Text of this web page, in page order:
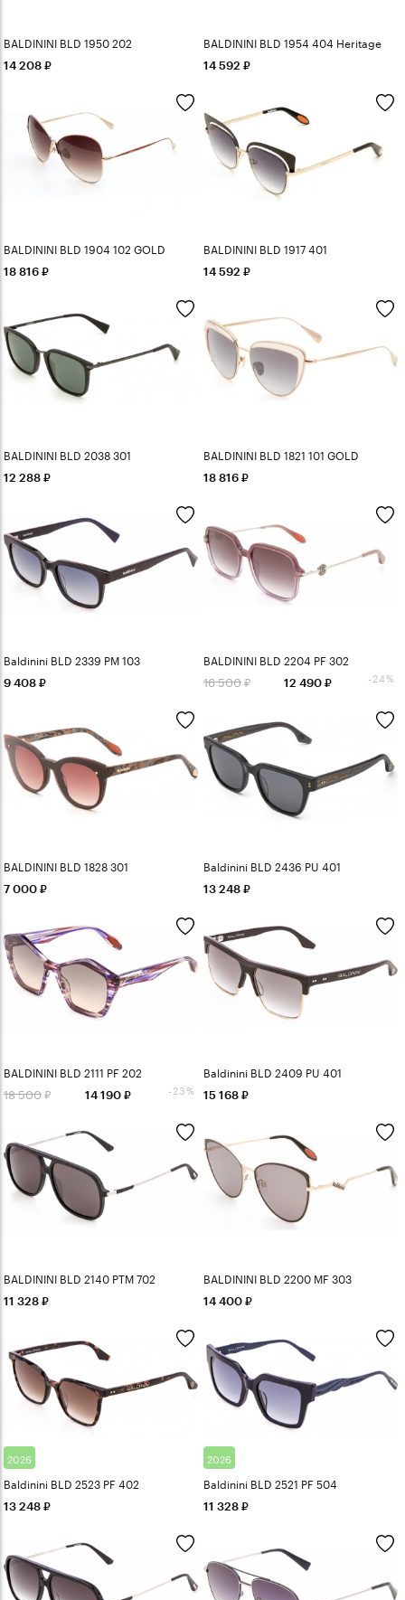
BALDININI BLD 1950 202
14 208
BALDININI BLD 1954 404 Heritage
14 592
BALDININI BLD 1904 102 GOLD
18 816
BALDININI BLD 1917 401
14 592
BALDININI BLD 2038 301
12 288
BALDININI BLD 1821 101 GOLD
18 816
Baldinini BLD 2339 PM 103
9 408
BALDININI BLD 2204 PF 302
16 500 12 490 -24%
BALDININI BLD 1828 301
7 000
Baldinini BLD 2436 PU 401
13 248
BALDININI BLD 2111 PF 202
18 500 14 190 -23%
Baldinini BLD 2409 PU 401
15 168
BALDININI BLD 2140 PTM 702
11 328
BALDININI BLD 2200 MF 303
14 400
2026
Baldinini BLD 2523 PF 402
13 248
2026
Baldinini BLD 2521 PF 504
11 328